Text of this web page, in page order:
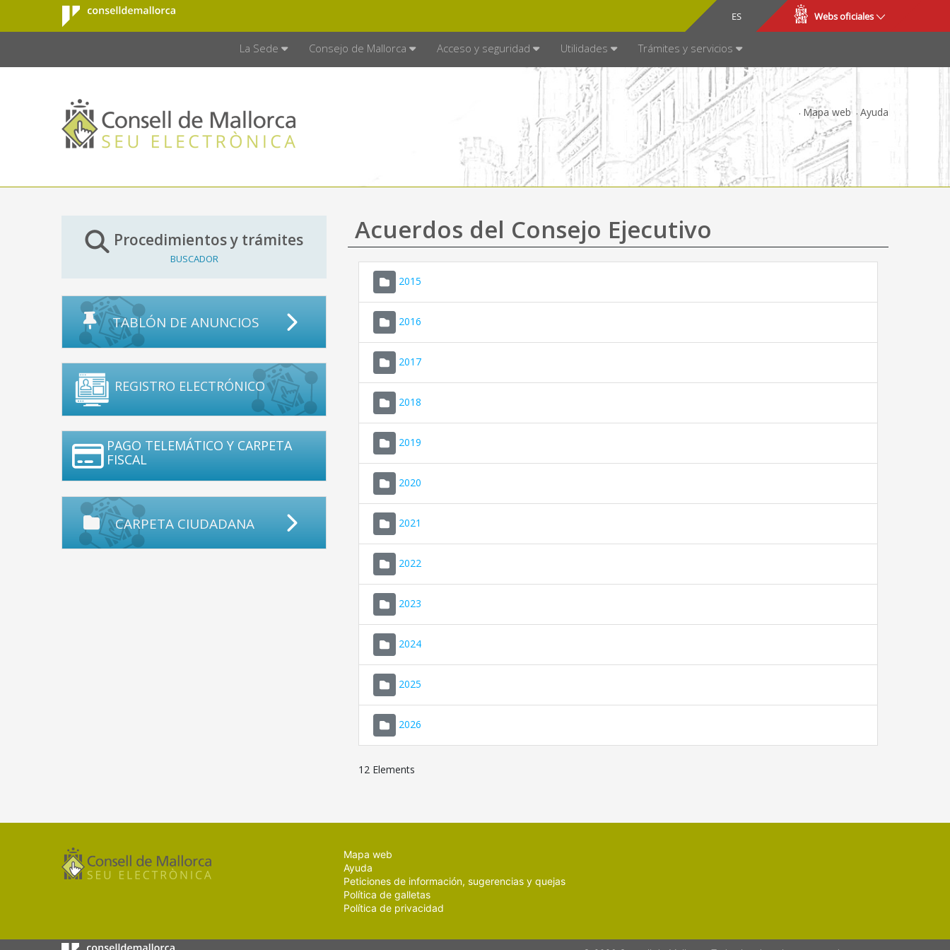
Saltar al contenido principal
Consell de
Mallorca
ES
CA Webs oficiales
La Sede Consejo de Mallorca Acceso y seguridad Utilidades Trámites y servicios
Mapa web Ayuda
Procedimientos y trámites
BUSCADOR
TABLÓN DE ANUNCIOS
REGISTRO ELECTRÓNICO
PAGO TELEMÁTICO Y CARPETA
FISCAL
CARPETA CIUDADANA
Acuerdos del Consejo Ejecutivo
2015
2016
2017
2018
2019
2020
2021
2022
2023
2024
2025
2026
12 Elements
Mapa web
Ayuda
Peticiones de información, sugerencias y quejas
Política de galletas
Política de privacidad